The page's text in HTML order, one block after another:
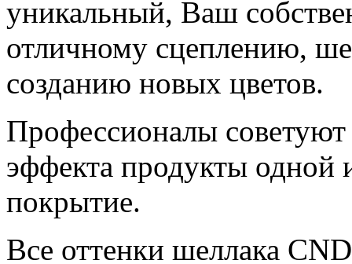
уникальный, Ваш
отличному сцеплению,
созданию новых цветов.
Профессионалы
эффекта продукты одной
покрытие.
Все оттенки шеллака